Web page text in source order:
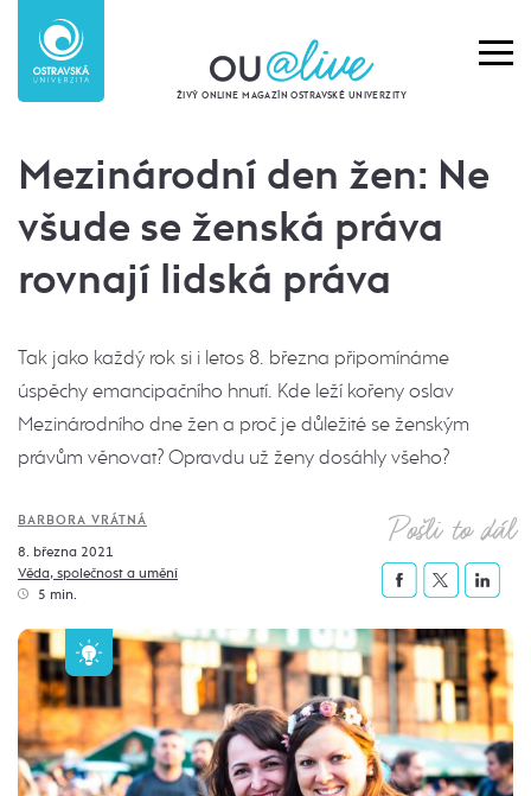
ŽIVÝ ONLINE MAGAZÍN OSTRAVSKÉ UNIVERZITY
Mezinárodní den žen: Ne
všude se ženská práva
rovnají lidská práva
Tak jako každý rok si i letos 8. března připomínáme
úspěchy emancipačního hnutí. Kde leží kořeny oslav
Mezinárodního dne žen a proč je důležité se ženským
právům věnovat? Opravdu už ženy dosáhly všeho?
BARBORA VRÁTNÁ
8. března 2021
Věda, společnost a umění
5 min.
Pošli to dál